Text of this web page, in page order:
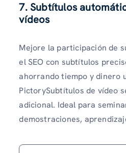
7.Subtítulos
vídeos
Mejore la participación de
el SEO con subtítulos
ahorrando tiempo y dinero
PictorySubtítulos de vídeo
adicional. Ideal para
demostraciones,